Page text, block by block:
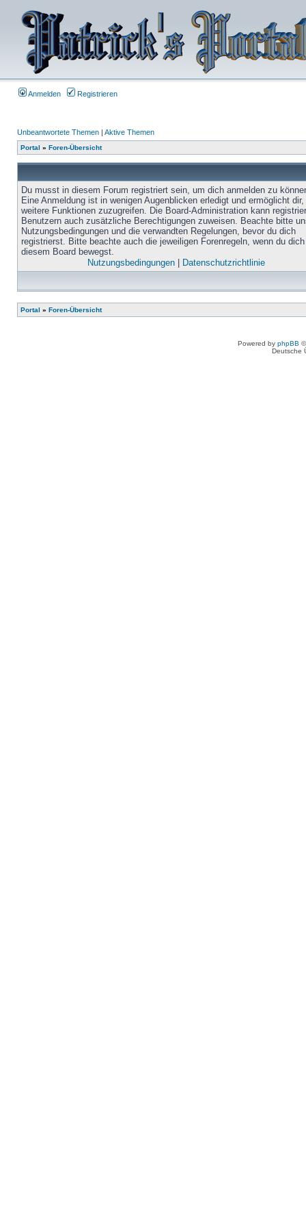
Anmelden Registrieren
Unbeantwortete Themen | Aktive Themen
Portal » Foren-Übersicht
Du musst in diesem Forum registriert sein, um dich anmelden zu
Eine Anmeldung ist in wenigen Augenblicken erledigt und ermöglicht
weitere Funktionen zuzugreifen. Die Board-Administration kann
Benutzern auch zusätzliche Berechtigungen zuweisen. Beachte bitte
Nutzungsbedingungen und die verwandten Regelungen, bevor du dich
registrierst. Bitte beachte auch die jeweiligen Forenregeln, wenn du
diesem Board bewegst.
Nutzungsbedingungen| Datenschutzrichtlinie
Portal » Foren-Übersicht
Powered by phpBB
Deutsche